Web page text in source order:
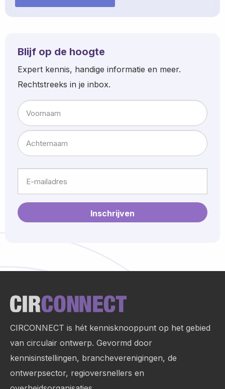
Blijf op de hoogte
Expert kennis, handige informatie en meer.
Rechtstreeks in je inbox.
Naam
Voornaam
Site
footer
CIRCONNECT is hét kennisknooppunt op het gebied
van circulair ontwerp. Gevormd door
kennisinstellingen, brancheverenigingen, de
ontwerpsector, regioversnellers en